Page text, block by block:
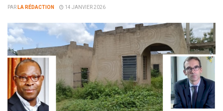
PARLA RÉDACTION 14 JANVIER 2026